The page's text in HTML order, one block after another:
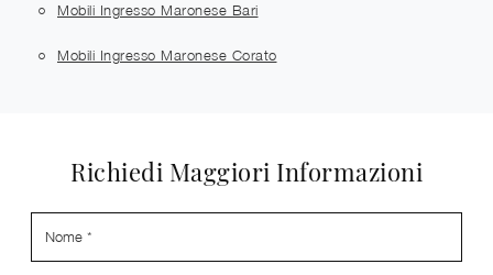
Mobili Ingresso Maronese Bari
Mobili Ingresso Maronese Corato
Richiedi Maggiori Informazioni